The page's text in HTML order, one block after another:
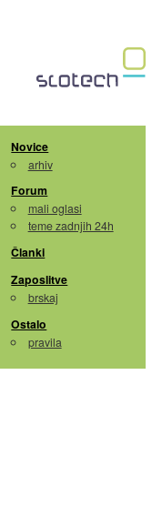
Novice
arhiv
Forum
mali oglasi
teme zadnjih 24h
Članki
Zaposlitve
brskaj
Ostalo
pravila